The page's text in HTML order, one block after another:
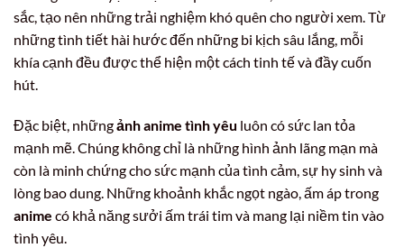
sắc, tạo nên những trải nghiệm khó quên cho người xem. Từ
những tình tiết hài hước đến những bi kịch sâu lắng, mỗi
khía cạnh đều được thể hiện một cách tinh tế và đầy cuốn
hút.
Đặc biệt, nhữngảnh anime tình yêu luôn có sức lan tỏa
mạnh mẽ. Chúng không chỉ là những hình ảnh lãng mạn mà
còn là minh chứng cho sức mạnh của tình cảm, sự hy sinh và
lòng bao dung. Những khoảnh khắc ngọt ngào, ấm áp trong
anime có khả năng sưởi ấm trái tim và mang lại niềm tin vào
tình yêu.